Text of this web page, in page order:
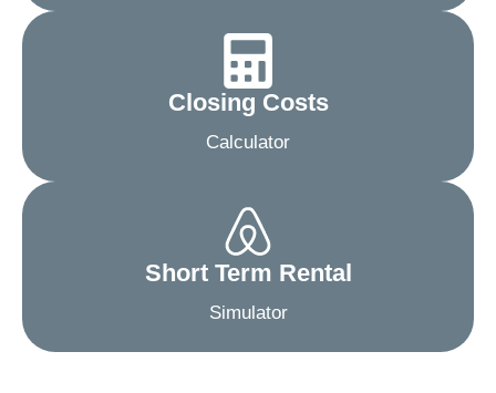
Closing Costs
Calculator
Short Term Rental
Simulator